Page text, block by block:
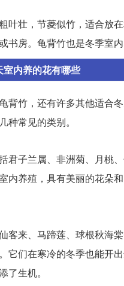
叶壮，节菱似竹，适合放
书房。龟背竹也是冬季室内
室内养的花有哪些
背竹，还有许多其他适合
种常见的类别。
君子兰属、非洲菊、月桃
内养殖，具有美丽的花朵
客来、马蹄莲、球根秋海
它们在寒冷的冬季也能开
了生机。